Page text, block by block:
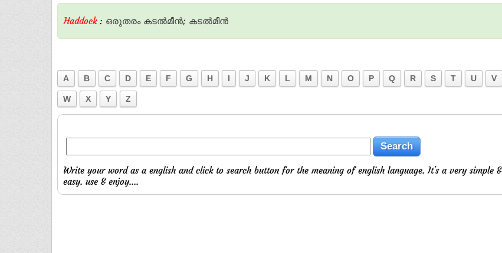
Haddock: ഒരുതരം കടല്‍മീന്‍; കടല്‍മീന്‍
A B C D E F G H I J K L M N O P Q R S T U V
W X Y Z
Write your word as a english and click to search button for the meaning of english language. It's a very simple &
easy. use & enjoy....